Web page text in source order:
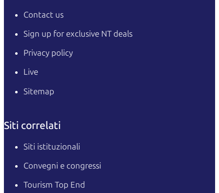
Contact us
Sign up for exclusive NT deals
Privacy policy
Live
Sitemap
Siti correlati
Siti istituzionali
Convegni e congressi
Tourism Top End